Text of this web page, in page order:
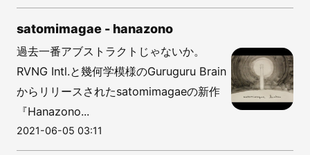
satomimagae - hanazono
過去一番アブストラクトじゃないか。
RVNG Intl.と幾何学模様のGuruguru Brain
からリリースされたsatomimagaeの新作
『Hanazono...
2021-06-05 03:11